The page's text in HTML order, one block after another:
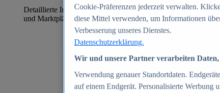
Detaillierte Informationen zu mehr als 39.000 Online-Shops
und Marktplätzen
Cookie-Präferenzen jederzeit verwalten.
diese Mittel verwenden, um Informationen
Verbesserung unseres Dienstes.
Datenschutzerklärung.
Wir und unsere Partner verarbeiten
Verwendung genauer Standortdaten.
auf einem Endgerät. Personalisierte Werbung